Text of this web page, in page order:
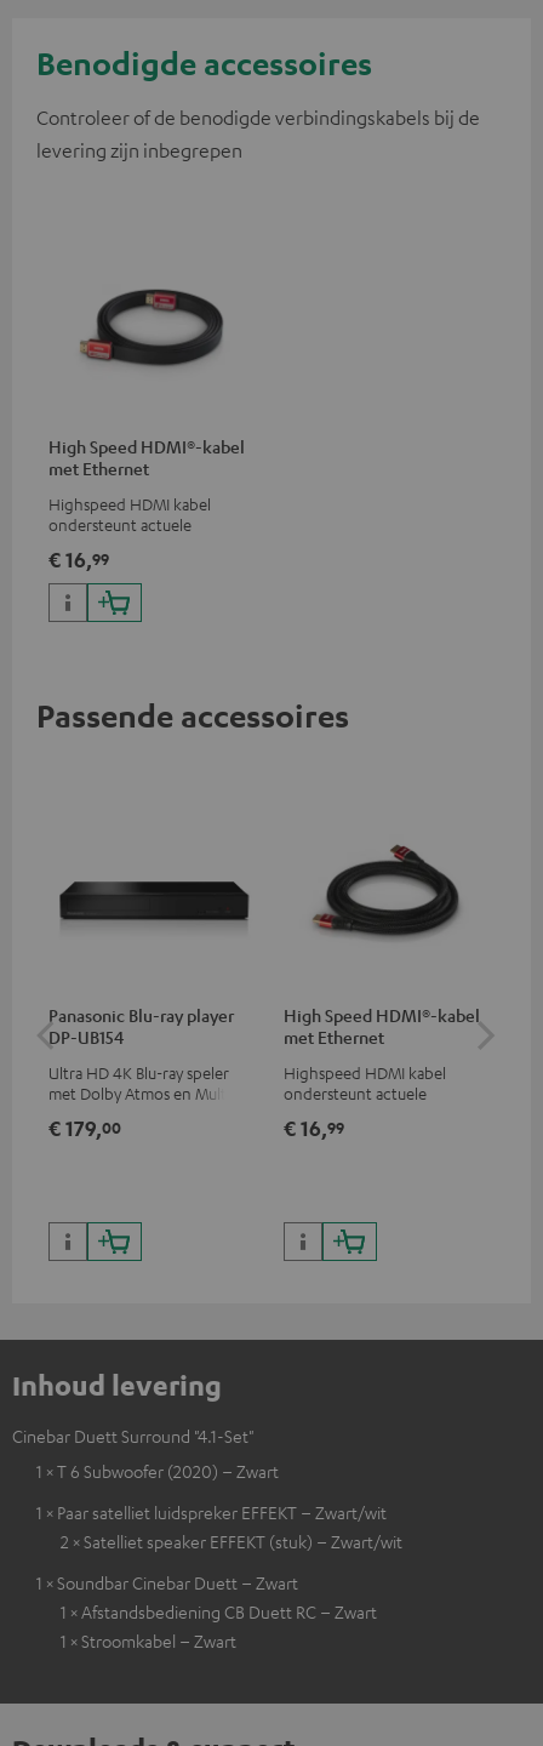
Benodigde accessoires
Controleer of de benodigde verbindingskabels bij de
levering zijn inbegrepen
High Speed HDMI®-kabel
met Ethernet
Highspeed HDMI kabel
ondersteunt actuele
4K 3D
€ 16,99
Passende accessoires
Panasonic Blu-ray player
DP-UB154
Ultra HD 4K Blu-ray speler
met Dolby Atmos en Multi
waaronder HDR10+ voor
€ 179,00
High Speed HDMI®-kabel
met Ethernet
Highspeed HDMI kabel
ondersteunt actuele
4K 3D
€ 16,99
Inhoud levering
Cinebar Duett Surround "4.1-Set"
1 × T 6 Subwoofer (2020) – Zwart
1 × Paar satelliet luidspreker EFFEKT – Zwart/wit
2 × Satelliet speaker EFFEKT (stuk) – Zwart/wit
1 × Soundbar Cinebar Duett – Zwart
1 × Afstandsbediening CB Duett RC – Zwart
1 × Stroomkabel – Zwart